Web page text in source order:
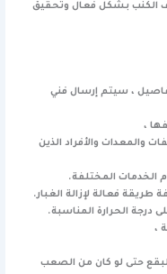
الكنب بشكل فعال وتحقيق
، سيتم إرسال فني
،
والمعدات والأفراد الذين
الخدمات المختلفة.
طريقة فعالة لإزالة الغبار.
الحرارة المناسبة.
،
حتى لو كان من الصعب